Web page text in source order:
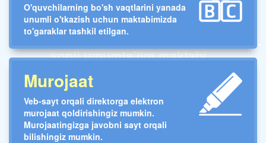
Toshkent shahar Yunusobod tumani 235-
sonli umumta’lim maktabi
O'quvchilarning bo'sh vaqtlarini yanada
unumli o'tkazish uchun maktabimizda
to'garaklar tashkil etilgan.
Murojaat
Veb-sayt orqali direktorga elektron
murojaat qoldirishingiz mumkin.
Murojaatingizga javobni sayt orqali
bilishingiz mumkin.